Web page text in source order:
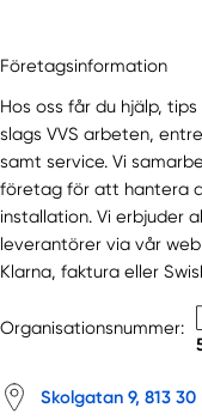
Företagsinformation
Hos oss får du hjälp,
slags VVS arbeten,
samt service. Vi
företag för att hantera
installation. Vi erbjuder
leverantörer via vår
Klarna, faktura eller
Organisationsnummer:
Skolgatan 9, 813